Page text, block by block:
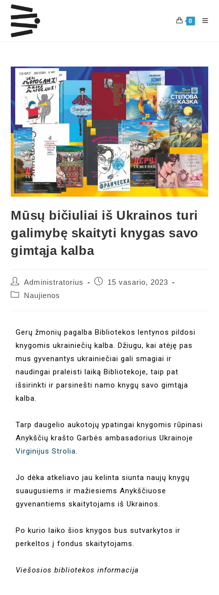
0
Mūsų bičiuliai iš Ukrainos turi
galimybę skaityti knygas savo
gimtąja kalba
Administratorius
15 vasario, 2023
Naujienos
Gerų žmonių pagalba Bibliotekos lentynos pildosi
knygomis ukrainiečių kalba. Džiugu, kai atėję pas
mus gyvenantys ukrainiečiai gali smagiai ir
naudingai praleisti laiką Bibliotekoje, taip pat
išsirinkti ir parsinešti namo knygų savo gimtąja
kalba.
Tarp daugelio aukotojų ypatingai knygomis rūpinasi
Anykščių krašto Garbės ambasadorius Ukrainoje
Virginijus Strolia.
Jo dėka atkeliavo jau kelinta siunta naujų knygų
suaugusiems ir mažiesiems Anykščiuose
gyvenantiems skaitytojams iš Ukrainos.
Po kurio laiko šios knygos bus sutvarkytos ir
perkeltos į fondus skaitytojams.
Viešosios bibliotekos informacija